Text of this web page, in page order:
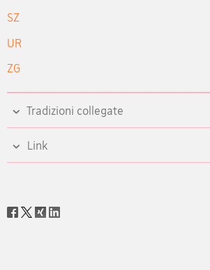
SZ
UR
ZG
Tradizioni collegate
Link
Social